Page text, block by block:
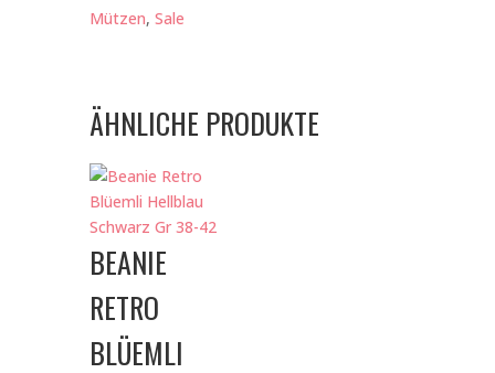
34-
Mützen, Sale
ÄHNLICHE PRODUKTE
BEANIE
RETRO
BLÜEMLI